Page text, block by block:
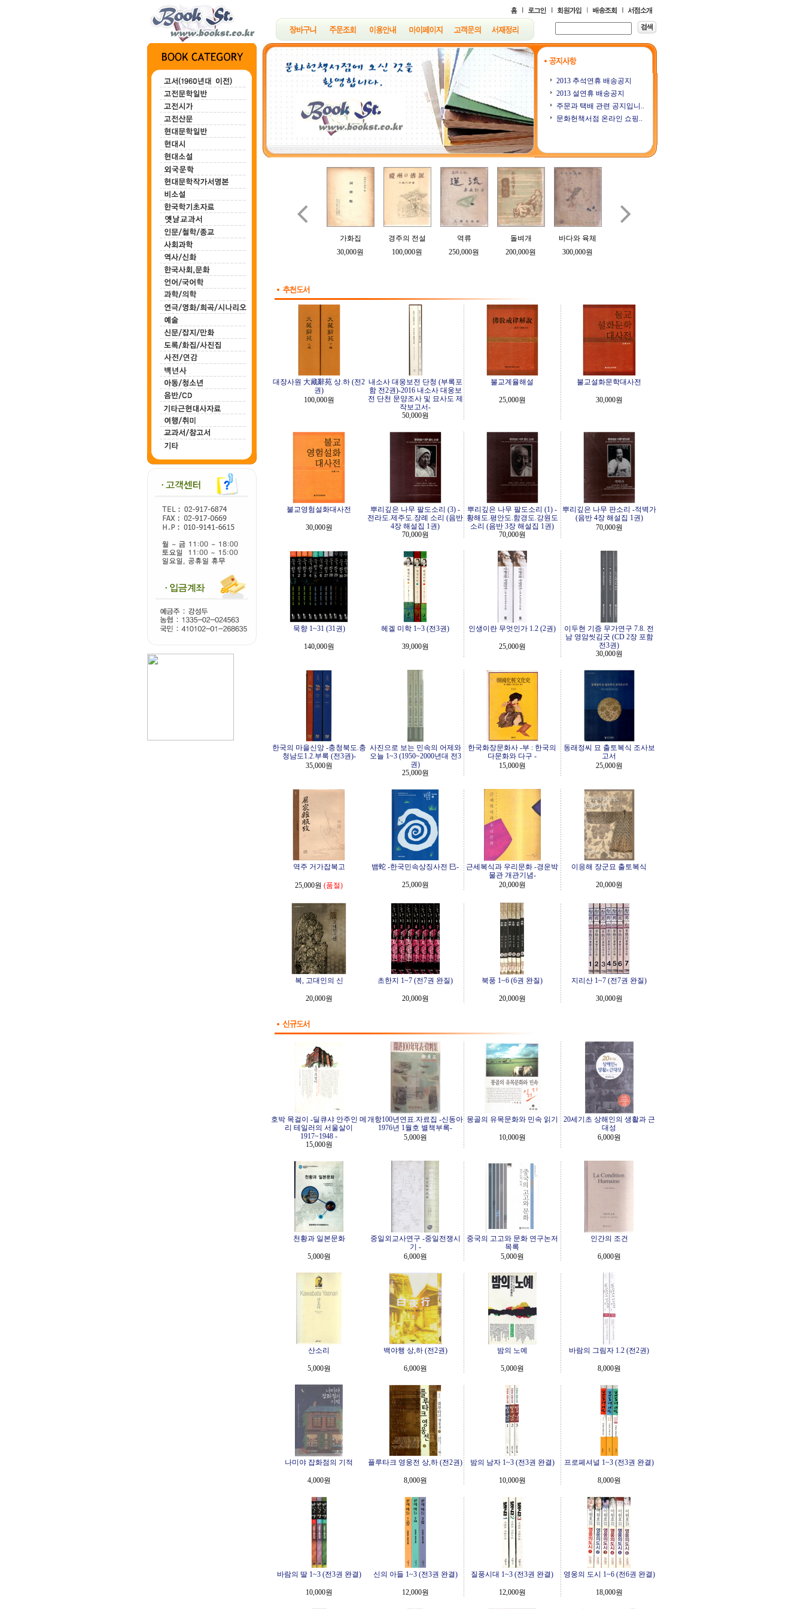
2013 추석연휴 배송공지
2013 설연휴 배송공지
주문과 택배 관련 공지입니..
문화헌책서점 온라인 쇼핑..
한하운시초
200,000원
정지용시집
700,000원
가화집
30,000원
경주의 전설
100,000원
역류
250,000원
돌벼개
200,000원
바다와 육체
300,000원
 
대장사원 大藏辭苑 상.하 (전2
권)
100,000원
내소사 대웅보전 단청 (부록포
함 전2권)-2016 내소사 대웅보
전 단천 문양조사 및 묘사도 제
작보고서-
50,000원
불교계율해설
25,000원
불교설화문학대사전
30,000원
불교영험설화대사전
30,000원
뿌리깊은 나무 팔도소리 (3) -
전라도.제주도.장례 소리 (음반
4장 해설집 1권)
70,000원
뿌리깊은 나무 팔도소리 (1) -
황해도.평안도.함경도.강원도
소리 (음반 3장 해설집 1권)
70,000원
뿌리깊은 나무 판소리 -적벽가
(음반 4장 해설집 1권)
70,000원
묵향 1~31 (31권)
140,000원
헤겔 미학 1~3 (전3권)
39,000원
인생이란 무엇인가 1.2 (2권)
25,000원
이두현 기증 무가연구 7.8. 전
남 영암씻김굿 (CD 2장 포함
전3권)
30,000원
한국의 마을신앙 -충청북도.충
청남도1.2.부록 (전3권)-
35,000원
사진으로 보는 민속의 어제와
오늘 1~3 (1950~2000년대 전3
권)
25,000원
한국화장문화사 -부 : 한국의
다문화와 다구 -
15,000원
동래정씨 묘 출토복식 조사보
고서
25,000원
역주 거가잡복고
25,000원 (품절)
뱀蛇 -한국민속상징사전 巳-
25,000원
근세복식과 우리문화 -경운박
물관 개관기념-
20,000원
이응해 장군묘 출토복식
20,000원
복, 고대인의 신
20,000원
초한지 1~7 (전7권 완질)
20,000원
북풍 1~6 (6권 완질)
20,000원
지리산 1~7 (전7권 완질)
30,000원
호박 목걸이 -딜큐샤 안주인 메
리 테일러의 서울살이
1917~1948 -
15,000원
개항100년연표.자료집 -신동아
1976년 1월호 별책부록-
5,000원
몽골의 유목문화와 민속 읽기
10,000원
20세기초 상해인의 생활과 근
대성
6,000원
천황과 일본문화
5,000원
중일외교사연구 -중일전쟁시
기 -
6,000원
중국의 고고와 문화 연구논저
목록
5,000원
인간의 조건
6,000원
산소리
5,000원
백야행 상,하 (전2권)
6,000원
밤의 노예
5,000원
바람의 그림자 1.2 (전2권)
8,000원
나미야 잡화점의 기적
4,000원
플루타크 영웅전 상,하 (전2권)
8,000원
밤의 남자 1~3 (전3권 완결)
10,000원
프로페셔널 1~3 (전3권 완결)
8,000원
바람의 딸 1~3 (전3권 완결)
10,000원
신의 아들 1~3 (전3권 완결)
12,000원
질풍시대 1~3 (전3권 완결)
12,000원
영웅의 도시 1~6 (전6권 완결)
18,000원